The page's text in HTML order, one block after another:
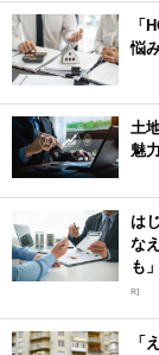
「
悩
土
魅力
は
な
も
R]
「